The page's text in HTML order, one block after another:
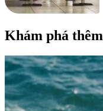
Khám phá thêm